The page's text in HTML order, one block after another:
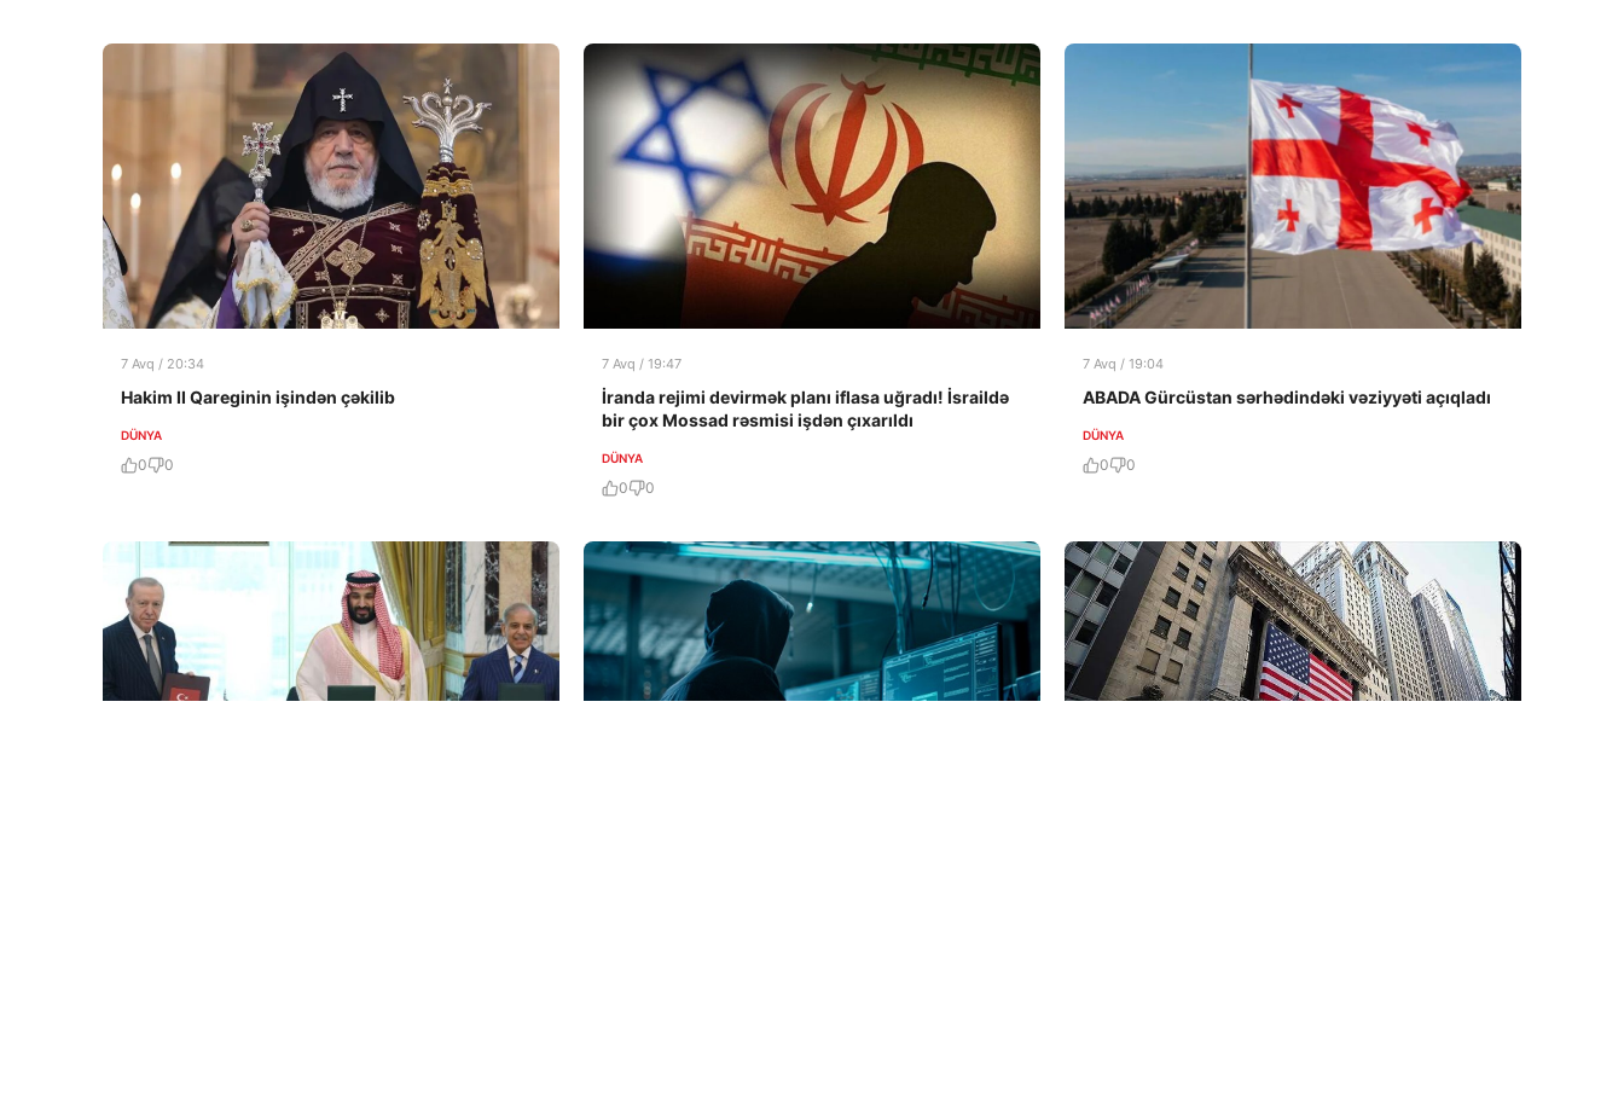
7 Avq / 20:34
Hakim II Qareginin işindən çəkilib
DÜNYA
0 0
7 Avq / 19:47
İranda rejimi devirmək planı iflasa uğradı! İsraildə
bir çox Mossad rəsmisi işdən çıxarıldı
DÜNYA
0 0
7 Avq / 19:04
ABADA Gürcüstan sərhədindəki vəziyyəti açıqladı
DÜNYA
0 0